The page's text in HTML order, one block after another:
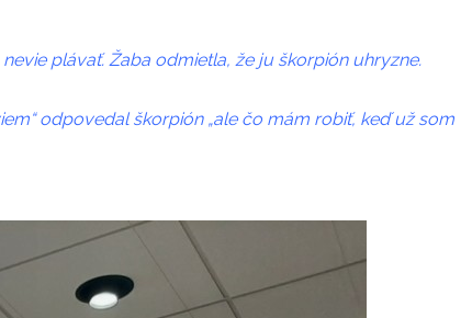
plávať. Žaba odmietla, že ju škorpión uhryzne.
odpovedal škorpión „ale čo mám robiť, keď už som